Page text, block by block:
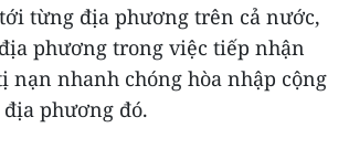
từng địa phương trên cả nước,
phương trong việc tiếp nhận
nhanh chóng hòa nhập cộng
phương đó.